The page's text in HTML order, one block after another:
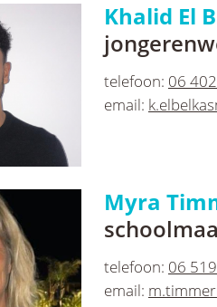
Khalid El
telefoon: 06
email:
Myra
telefoon: 06
email: